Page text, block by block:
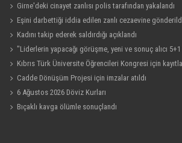
Girne'deki cinayet zanlısı polis tarafından yakalandı
Eşini darbettiği iddia edilen zanlı cezaevine
Kadını takip ederek saldırdığı açıklandı
"Liderlerin yapacağı görüşme, yeni ve sonuç alıcı 5+1
niteliği taşıyor"
Kıbrıs Türk Üniversite Öğrencileri Kongresi için
Cadde Dönüşüm Projesi için imzalar atıldı
6 Ağustos 2026 Döviz Kurları
Bıçaklı kavga ölümle sonuçlandı